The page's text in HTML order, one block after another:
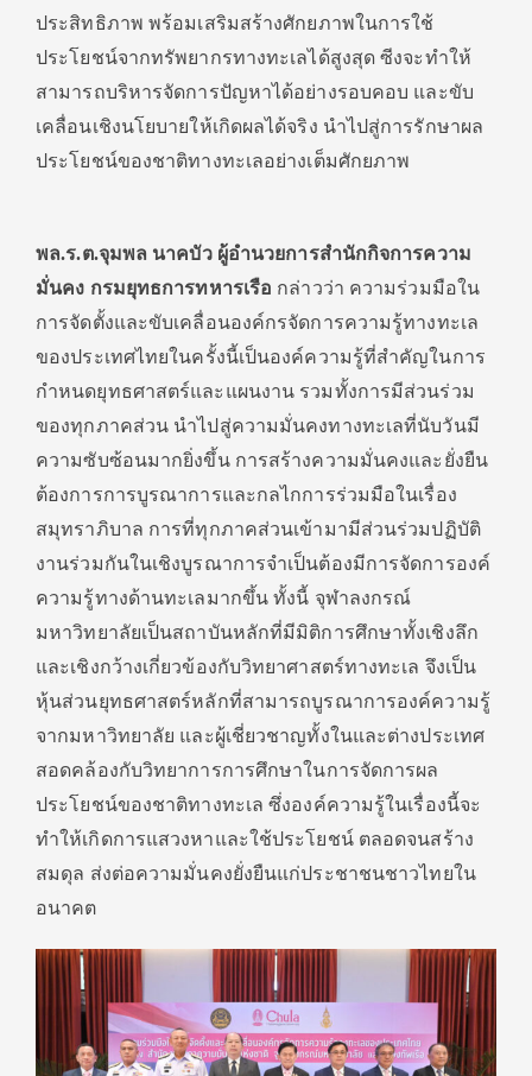
ประสิทธิภาพ พร้อมเสริมสร้างศักยภาพในการใช้
ประโยชน์จากทรัพยากรทางทะเลได้สูงสุด ซีงจะทำให้
สามารถบริหารจัดการปัญหาได้อย่างรอบคอบ และขับ
เคลื่อนเชิงนโยบายให้เกิดผลได้จริง นำไปสู่การรักษาผล
ประโยชน์ของชาติทางทะเลอย่างเต็มศักยภาพ
พล.ร.ต.จุมพล นาคบัว ผู้อำนวยการสำนักกิจการความ
มั่นคง กรมยุทธการทหารเรือ กล่าวว่า ความร่วมมือใน
การจัดตั้งและขับเคลื่อนองค์กรจัดการความรู้ทางทะเล
ของประเทศไทยในครั้งนี้เป็นองค์ความรู้ที่สำคัญในการ
กำหนดยุทธศาสตร์และแผนงาน รวมทั้งการมีส่วนร่วม
ของทุกภาคส่วน นำไปสู่ความมั่นคงทางทะเลที่นับวันมี
ความซับซ้อนมากยิ่งขึ้น การสร้างความมั่นคงและยั่งยืน
ต้องการการบูรณาการและกลไกการร่วมมือในเรื่อง
สมุทราภิบาล การที่ทุกภาคส่วนเข้ามามีส่วนร่วมปฏิบัติ
งานร่วมกันในเชิงบูรณาการจำเป็นต้องมีการจัดการองค์
ความรู้ทางด้านทะเลมากขึ้น ทั้งนี้ จุฬาลงกรณ์
มหาวิทยาลัยเป็นสถาบันหลักที่มีมิติการศึกษาทั้งเชิงลึก
และเชิงกว้างเกี่ยวข้องกับวิทยาศาสตร์ทางทะเล จึงเป็น
หุ้นส่วนยุทธศาสตร์หลักที่สามารถบูรณาการองค์ความรู้
จากมหาวิทยาลัย และผู้เชี่ยวชาญทั้งในและต่างประเทศ
สอดคล้องกับวิทยาการการศึกษาในการจัดการผล
ประโยชน์ของชาติทางทะเล ซึ่งองค์ความรู้ในเรื่องนี้จะ
ทำให้เกิดการแสวงหาและใช้ประโยชน์ ตลอดจนสร้าง
สมดุล ส่งต่อความมั่นคงยั่งยืนแก่ประชาชนชาวไทยใน
อนาคต